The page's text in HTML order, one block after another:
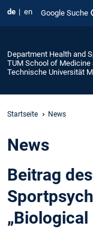
de en Google Suche
Department Health and
TUM School of Medicine
Technische Universität
Startseite News
News
Beitrag